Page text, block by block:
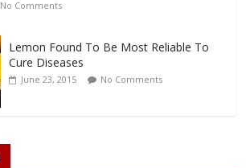
No Comments
Lemon Found To Be Most Reliable To
Cure Diseases
June 23, 2015 No Comments